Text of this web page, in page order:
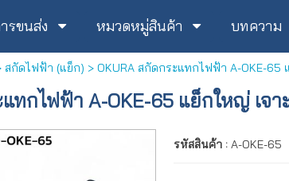
รขนส่ง หมวดหมู่สินค้า บทความ
สกัดไฟฟ้า (แย็ก) > OKURA สกัดกระแทกไฟฟ้า A-OKE-
แทกไฟฟ้า A-OKE-65 แย็กใหญ่ เจ
รหัสสินค้า : A-OKE-65